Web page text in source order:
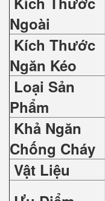
Ngoài
Kích Thước
Ngăn Kéo
Loại Sản
Phẩm
Khả Ngăn
Chống Cháy
Vật Liệu